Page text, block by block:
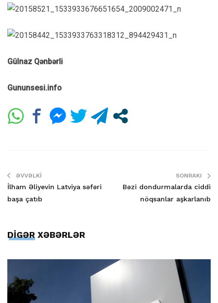
Gülnaz Qənbərli
Gununsesi.info
ƏVVƏLKI
İlham Əliyevin Latviya səfəri
başa çatıb
SONRAKI
Bəzi dondurmalarda ciddi
nöqsanlar aşkarlanıb
DİGƏR XƏBƏRLƏR